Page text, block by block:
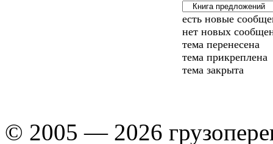
есть новые
нет новых
тема перенесена
тема прикреплена
тема закрыта
© 2005 — 2026